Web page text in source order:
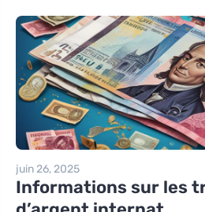
juin 26, 2025
Informations sur les